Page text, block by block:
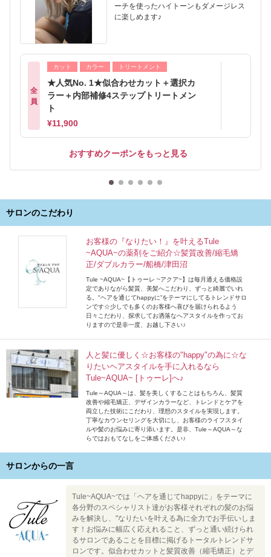
ーチを使ったハイトーンもダメージレス
に楽しめます♪
全
員
カット カラー トリートメント
★人気No. 1★似合わせカット＋選択カ
ラー＋内部補修4ステップトリートメン
ト
¥11,900
おすすめクーポンをもっと見る
サロンのこだわり
お客様の『なりたい！』を叶えるTule
~AQUA~の薬剤をご紹介☆髪質改善/縮毛矯
正/ダブルカラー/船橋/津田沼
Tule ~AQUA~【トゥーレ ~アクア~】は毎月通える価格設
定でありながら髪質、美髪へこだわり、ずっと綺麗でいれ
る。"ヘアを通じてhappyに”をテーマにしてるトレンドサロ
ンです☆少しでも多くのお客様へ喜びを届けられるよう
日々こだわり、探求してお洒落なへアスタイルを作ってお
りますので是非一度、お越し下さい♪
人と髪に優しく☆お客様の"happy"の為に☆な
りたいヘアスタイルを手に入れるなら
Tule~AQUA~ [トゥーレ]へ♪
Tule～AQUA～は、髪を美しくすることはもちろん、髪質
改善や縮毛矯正、デザインカラーなど、トレンドとケアを
両立した技術にこだわり、理想のスタイルを実現します。
丁寧なカウンセリングを大切にし、お客様のライフスタイ
ルや髪のお悩みに寄り添います。是非、Tule～AQUA～な
らではおもてなしをご体感ください♪
サロンからの一言
Tule~AQUA~では「ヘアを通じてhappyに」をテーマに
各分野のスペシャリスト達がお客様それぞれの髪のお悩
みを解決し、"なりたいを叶える為に全力でお手伝いしま
す！お悩みに幅広く応えれること、ずっと通い続けられ
るサロンであることを目標に掲げるトータルトレンドサ
ロンです。似合わせカットと髪質改善（縮毛矯正）とデ